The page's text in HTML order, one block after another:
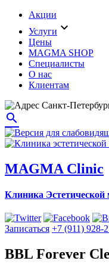
Акции
Услуги expand_more
Цены
MAGMA SHOP
Специалисты
О нас
Клиентам
Санкт-
search
MAGMA Clinic
Клиника
Записаться +7 (911) 928-
BBL Forever